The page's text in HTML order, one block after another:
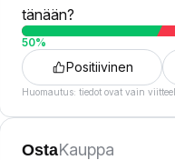
tänään?
50%
Positiivinen
Huomautus: tiedot ovat vain
OstaKauppa